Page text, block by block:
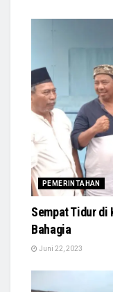
PEMERINTAHAN
Sempat Tidur
Bahagia
Juni 22, 2023